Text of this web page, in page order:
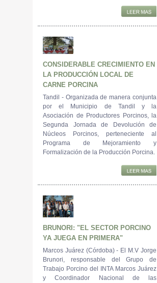
CONSIDERABLE CRECIMIENTO EN
LA PRODUCCIÓN LOCAL DE
CARNE PORCINA
Tandil - Organizada de manera conjunta
por el Municipio de Tandil y la
Asociación de Productores Porcinos, la
Segunda Jornada de Devolución de
Núcleos Porcinos, perteneciente al
Programa de Mejoramiento y
Formalización de la Producción Porcina.
BRUNORI: "EL SECTOR PORCINO
YA JUEGA EN PRIMERA"
Marcos Juárez (Córdoba) - El M.V Jorge
Brunori, responsable del Grupo de
Trabajo Porcino del INTA Marcos Juárez
y Coordinador Nacional de las